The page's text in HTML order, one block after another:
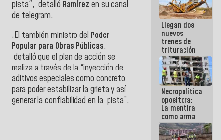
pista", detalló Ramírez en su canal
de telegram.
.El también ministro del Poder
Popular para Obras Públicas,
detalló que el plan de acción se
realiza a través de la “inyección de
aditivos especiales como concreto
para poder estabilizar la grieta y así
generar la confiabilidad en la pista”.
porque lo
que haces
es
embarrarla
Llegan dos
nuevos
trenes de
trituración
para
optimizar
manejo de
escombros
en La Guaira
Necropolítica
opositora:
La mentira
como arma
contra el
Pueblo